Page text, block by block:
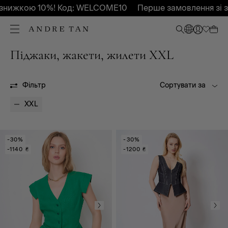
10%! Код: WELCOME10 Перше замовлення зі
Піджаки, жакети, жилети XXL
Фільтр
Sale
Брюки
кардігани
Піджаки, жакети,
жилети
Майки, топи
Футболки
Блузи, туніки, сорочки
Шорти
Комбінезони
Головні убори,
комплекти, мітенки
Сортувати за
XXL
-30%
-1140 ₴
-30%
-1200 ₴